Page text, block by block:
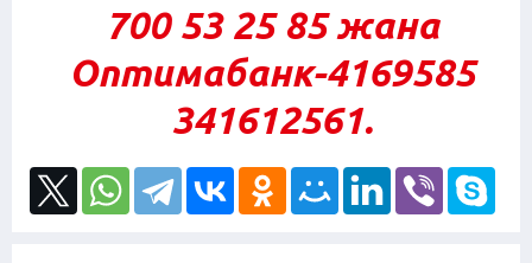
700 53 25 85 жана
Оптимабанк-4169585
341612561.